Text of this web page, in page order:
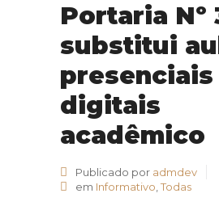
Portaria Nº
substitui
digitais
acadêmico
Publicado por admdev
em Informativo Todas